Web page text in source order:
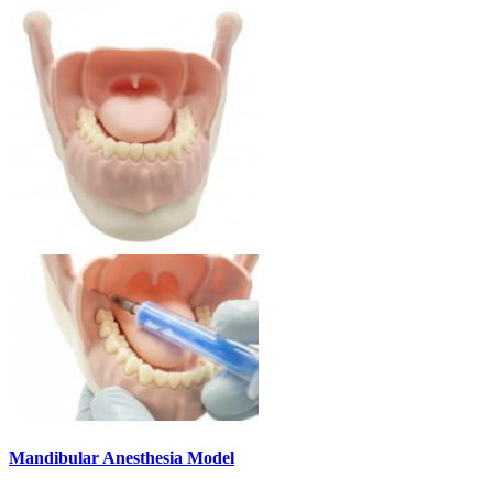
Mandibular Anesthesia Model